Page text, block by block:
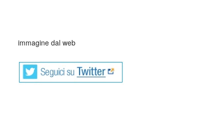
immagine dal web